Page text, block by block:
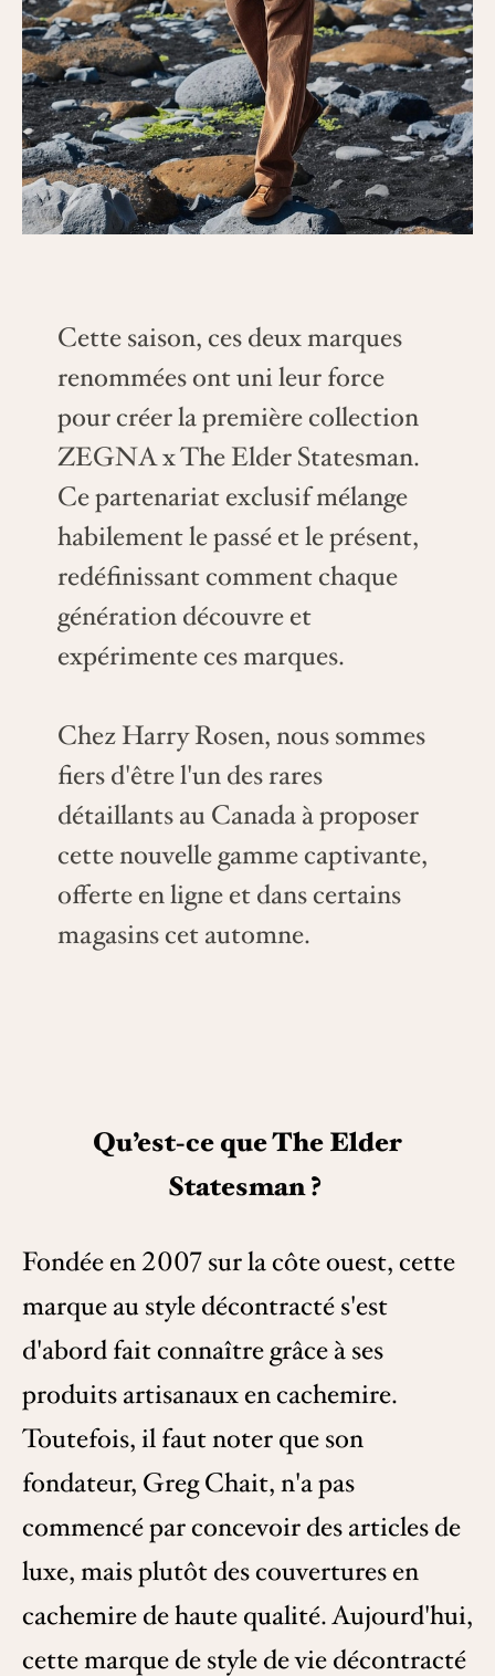
Cette saison, ces deux marques
renommées ont uni leur force
pour créer la première collection
ZEGNA x The Elder Statesman.
Ce partenariat exclusif mélange
habilement le passé et le présent,
redéfinissant comment chaque
génération découvre et
expérimente ces marques.
Chez Harry Rosen, nous sommes
fiers d'être l'un des rares
détaillants au Canada à proposer
cette nouvelle gamme captivante,
offerte en ligne et dans certains
magasins cet automne.
Qu’est-ce que The Elder
Statesman ?
Fondée en 2007 sur la côte ouest, cette
marque au style décontracté s'est
d'abord fait connaître grâce à ses
produits artisanaux en cachemire.
Toutefois, il faut noter que son
fondateur, Greg Chait, n'a pas
commencé par concevoir des articles de
luxe, mais plutôt des couvertures en
cachemire de haute qualité. Aujourd'hui,
cette marque de style de vie décontracté